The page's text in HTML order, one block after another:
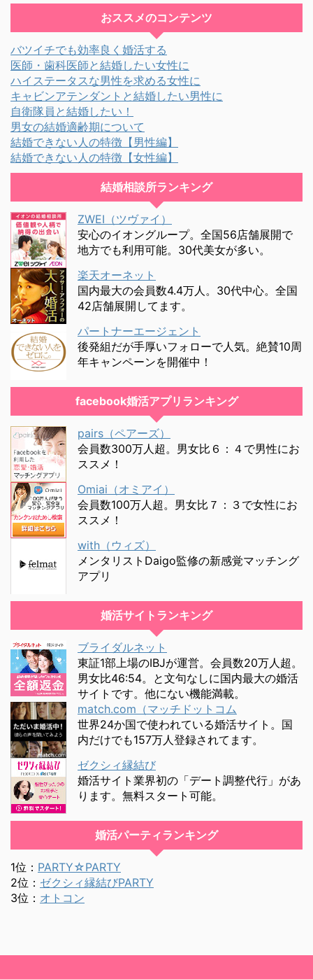
おススメのコンテンツ
バツイチでも効率良く婚活する
医師・歯科医師と結婚したい女性に
ハイステータスな男性を求める女性に
キャビンアテンダントと結婚したい男性に
自衛隊員と結婚したい！
男女の結婚適齢期について
結婚できない人の特徴【男性編】
結婚できない人の特徴【女性編】
結婚相談所ランキング
ZWEI（ツヴァイ）
安心のイオングループ。全国56店舗展開で
地方でも利用可能。30代美女が多い。
楽天オーネット
国内最大の会員数4.4万人。30代中心。全国
42店舗展開してます。
パートナーエージェント
後発組だが手厚いフォローで人気。絶賛10周
年キャンペーンを開催中！
facebook婚活アプリランキング
pairs（ペアーズ）
会員数300万人超。男女比６：４で男性にお
ススメ！
Omiai（オミアイ）
会員数100万人超。男女比７：３で女性にお
ススメ！
with（ウィズ）
メンタリストDaigo監修の新感覚マッチング
アプリ
婚活サイトランキング
ブライダルネット
東証1部上場のIBJが運営。会員数20万人超。
男女比46:54。と文句なしに国内最大の婚活
サイトです。他にない機能満載。
match.com（マッチドットコム
世界24か国で使われている婚活サイト。国
内だけでも157万人登録されてます。
ゼクシィ縁結び
婚活サイト業界初の「デート調整代行」があ
ります。無料スタート可能。
婚活パーティランキング
1位： PARTY☆PARTY
2位： ゼクシィ縁結びPARTY
3位： オトコン